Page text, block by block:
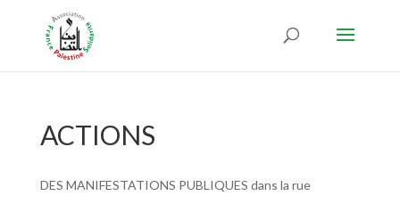
ACTIONS
DES MANIFESTATIONS PUBLIQUES dans la rue